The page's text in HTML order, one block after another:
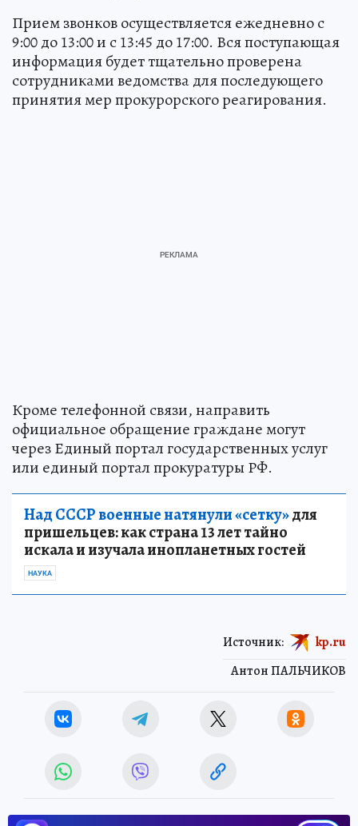
Прием звонков осуществляется ежедневно с
9:00 до 13:00 и с 13:45 до 17:00. Вся поступающая
информация будет тщательно проверена
сотрудниками ведомства для последующего
принятия мер прокурорского реагирования.
Кроме телефонной связи, направить
официальное обращение граждане могут
через Единый портал государственных услуг
или единый портал прокуратуры РФ.
Над СССР военные натянули «сетку»для
пришельцев: как страна 13 лет тайно
искала и изучала инопланетных гостей
НАУКА
Антон ПАЛЬЧИКОВ
Источник: kp.ru